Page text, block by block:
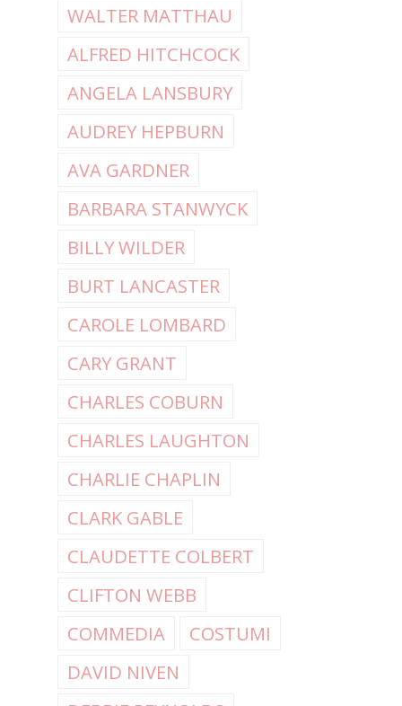
WALTER MATTHAU
ALFRED HITCHCOCK
ANGELA LANSBURY
AUDREY HEPBURN
AVA GARDNER
BARBARA STANWYCK
BILLY WILDER
BURT LANCASTER
CAROLE LOMBARD
CARY GRANT
CHARLES COBURN
CHARLES LAUGHTON
CHARLIE CHAPLIN
CLARK GABLE
CLAUDETTE COLBERT
CLIFTON WEBB
COMMEDIA
COSTUMI
DAVID NIVEN